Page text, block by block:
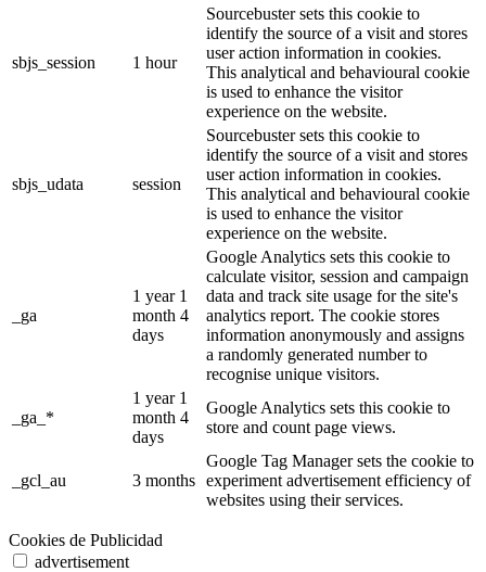
sbjs_session 1 hour
Sourcebuster sets this cookie to
identify the source of a visit and stores
user action information in cookies.
This analytical and behavioural cookie
is used to enhance the visitor
experience on the website.
sbjs_udata session
Sourcebuster sets this cookie to
identify the source of a visit and stores
user action information in cookies.
This analytical and behavioural cookie
is used to enhance the visitor
experience on the website.
_ga
1 year 1
month 4
days
Google Analytics sets this cookie to
calculate visitor, session and campaign
data and track site usage for the site's
analytics report. The cookie stores
information anonymously and assigns
a randomly generated number to
recognise unique visitors.
_ga_*
1 year 1
month 4
days
Google Analytics sets this cookie to
store and count page views.
_gcl_au 3 months
Google Tag Manager sets the cookie to
experiment advertisement efficiency of
websites using their services.
Cookies de Publicidad
advertisement